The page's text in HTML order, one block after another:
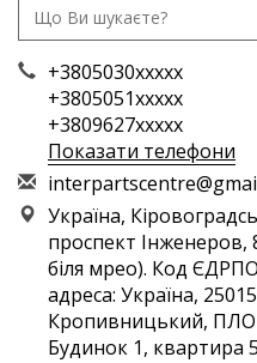
+3805030xxxxx
+3805051xxxxx
+3809627xxxxx
Показати телефони
interpartscentre@gm
Україна,
проспект Інженеров,
біля мрео). Код
адреса: Україна,
Кропивницький,
Будинок 1, квартира